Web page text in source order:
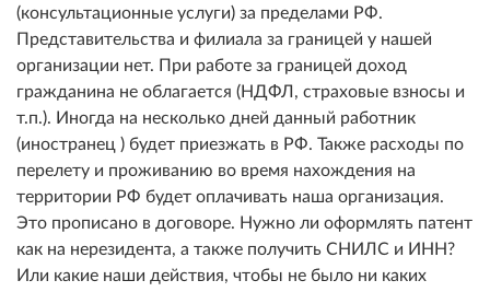
(консультационные услуги) за пределами РФ.
Представительства и филиала за границей у нашей
организации нет. При работе за границей доход
гражданина не облагается (НДФЛ, страховые взносы и
т.п.). Иногда на несколько дней данный работник
(иностранец ) будет приезжать в РФ. Также расходы по
перелету и проживанию во время нахождения на
территории РФ будет оплачивать наша организация.
Это прописано в договоре. Нужно ли оформлять патент
как на нерезидента, а также получить СНИЛС и ИНН?
Или какие наши действия, чтобы не было ни каких